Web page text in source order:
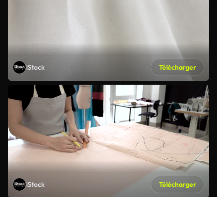
iStock Télécharger
iStock Télécharger